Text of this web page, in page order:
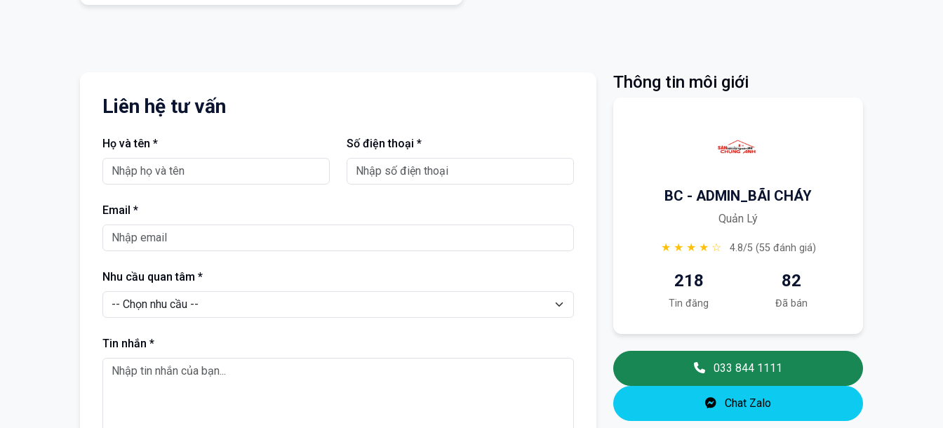
Liên hệ tư vấn
Họ và tên * Số điện thoại *
Email *
Nhu cầu quan tâm *
Tin nhắn *
Thông tin môi giới
BC - ADMIN_BÃI CHÁY
Quản Lý
★ ★ ★ ★ ☆ 4.8/5 (55 đánh giá)
218
Tin đăng
82
Đã bán
033 844 1111
Chat Zalo